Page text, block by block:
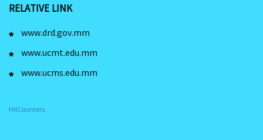
RELATIVE LINK
www.drd.gov.mm
www.ucmt.edu.mm
www.ucms.edu.mm
HitCounters